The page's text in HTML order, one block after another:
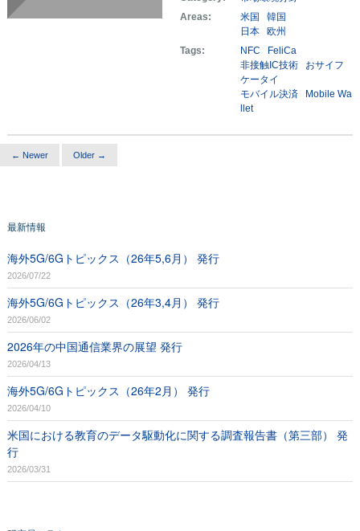
Areas:
米国
韓国
日本
欧州
Tags:
NFC
FeliCa
非接触IC技術
おサイフ
ケータイ
モバイル決済
Mobile Wa
llet
← Newer Older →
最新情報
海外5G/6Gトピックス（26年5,6月） 発行
2026/07/22
海外5G/6Gトピックス（26年3,4月） 発行
2026/06/02
2026年の中国通信業界の展望 発行
2026/04/13
海外5G/6Gトピックス（26年2月） 発行
2026/04/10
米国における教育のデータ駆動化に関する調査報告書（第三部） 発
行
2026/03/31